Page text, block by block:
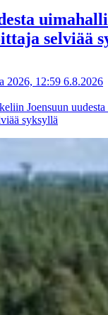
selviää
2026, 12:59 6.8.2026
Joensuun
syksyllä